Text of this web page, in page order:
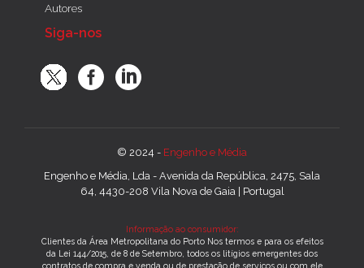
Autores
Siga-nos
© 2024 - Engenho e Média
Engenho e Média, Lda - Avenida da República, 2475, Sala
64, 4430-208 Vila Nova de Gaia | Portugal
Informação ao consumidor:
Clientes da Área Metropolitana do Porto Nos termos e para os efeitos
da Lei 144/2015, de 8 de Setembro, todos os litígios emergentes dos
contratos de compra e venda ou de prestação de serviços ou com ele